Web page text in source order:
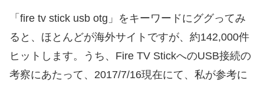
「fire tv stick usb otg」をキーワードにググってみ
ると、ほとんどが海外サイトですが、約142,000件
ヒットします。うち、Fire TV StickへのUSB接続の
考察にあたって、2017/7/16現在にて、私が参考に